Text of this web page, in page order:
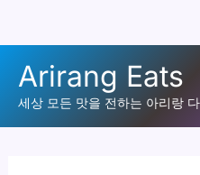
로
Arirang Eats
세상 모든 맛을 전하는 아리랑